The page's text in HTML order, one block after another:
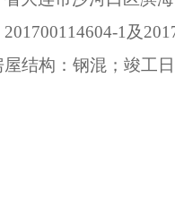
201700114604-1 及
结构：钢混；竣工日